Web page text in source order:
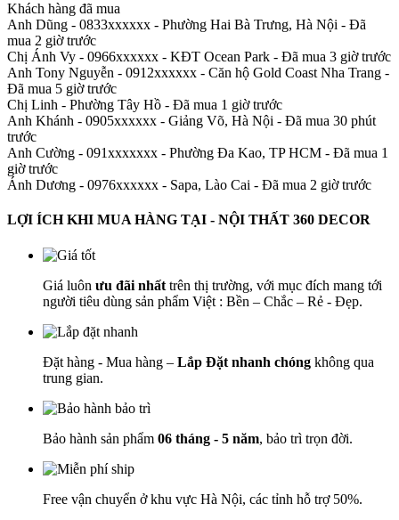
Khách hàng đã mua
Anh Dũng - 0833xxxxxx - Phường Hai Bà Trưng, Hà Nội - Đã
mua 2 giờ trước
Chị Ánh Vy - 0966xxxxxx - KĐT Ocean Park - Đã mua 3 giờ trước
Anh Tony Nguyễn - 0912xxxxxx - Căn hộ Gold Coast Nha Trang -
Đã mua 5 giờ trước
Chị Linh - Phường Tây Hồ - Đã mua 1 giờ trước
Anh Khánh - 0905xxxxxx - Giảng Võ, Hà Nội - Đã mua 30 phút
trước
Anh Cường - 091xxxxxxx - Phường Đa Kao, TP HCM - Đã mua 1
giờ trước
Ánh Dương - 0976xxxxxx - Sapa, Lào Cai - Đã mua 2 giờ trước
LỢI ÍCH KHI MUA HÀNG TẠI - NỘI THẤT 360 DECOR
Giá luôn ưu đãi nhất trên thị trường, với mục đích mang tới
người tiêu dùng sản phẩm Việt : Bền – Chắc – Rẻ - Đẹp.
Đặt hàng - Mua hàng – Lắp Đặt nhanh chóng không qua
trung gian.
Bảo hành sản phẩm 06 tháng - 5 năm, bảo trì trọn đời.
Free vận chuyển ở khu vực Hà Nội, các tỉnh hỗ trợ 50%.